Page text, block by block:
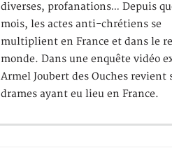
diverses, profanations… Depuis
mois, les actes anti-chrétiens se
multiplient en France et dans le
monde. Dans une enquête vidéo
Armel Joubert des Ouches revient
drames ayant eu lieu en France.